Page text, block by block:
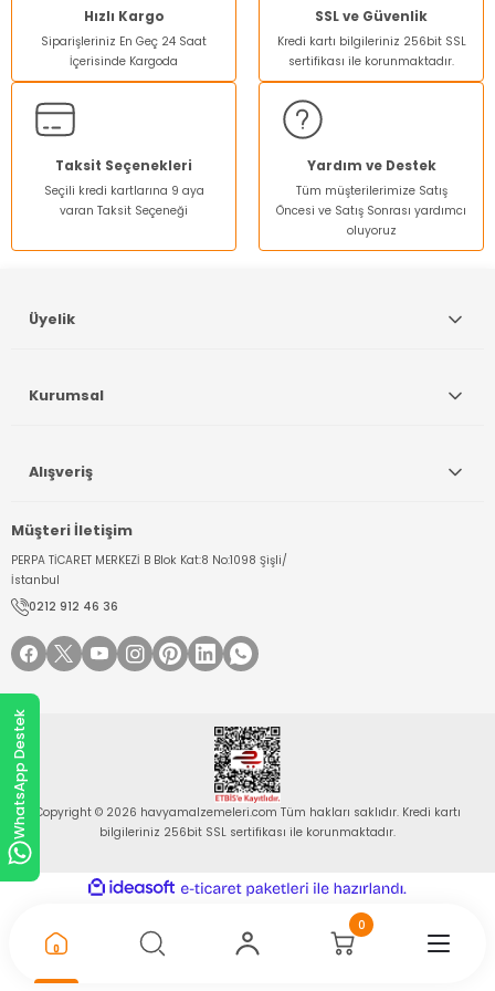
Hızlı Kargo
Siparişleriniz En Geç 24 Saat
İçerisinde Kargoda
SSL ve Güvenlik
Kredi kartı bilgileriniz 256bit SSL
sertifikası ile korunmaktadır.
Taksit Seçenekleri
Seçili kredi kartlarına 9 aya
varan Taksit Seçeneği
Yardım ve Destek
Tüm müşterilerimize Satış
Öncesi ve Satış Sonrası yardımcı
oluyoruz
Müşteri İletişim
PERPA TİCARET MERKEZİ B Blok Kat:8 No:1098 Şişli/
İstanbul
0212 912 46 36
Üyelik
Kurumsal
Alışveriş
Copyright © 2026 havyamalzemeleri.com Tüm hakları saklıdır. Kredi kartı
bilgileriniz 256bit SSL sertifikası ile korunmaktadır.
WhatsApp Destek
0
ideasoft
e-
paketleri